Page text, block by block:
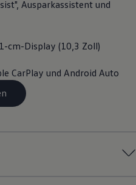
Ausparkassistent und
cm-Display (10,3 Zoll)
CarPlay und Android Auto